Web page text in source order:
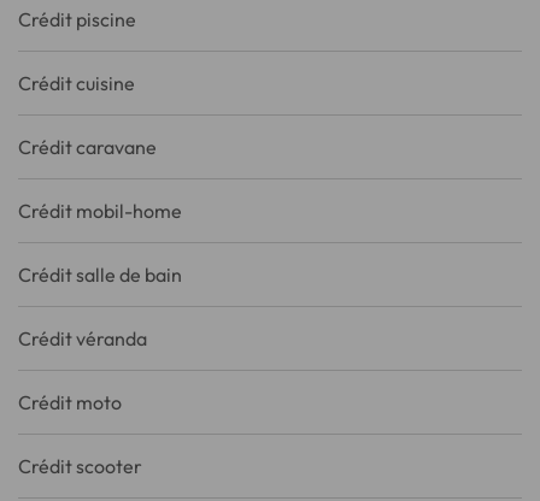
Crédit piscine
Crédit cuisine
Crédit caravane
Crédit mobil-home
Crédit salle de bain
Crédit véranda
Crédit moto
Crédit scooter